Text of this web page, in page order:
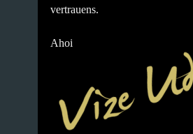
vertrauens.
Ahoi